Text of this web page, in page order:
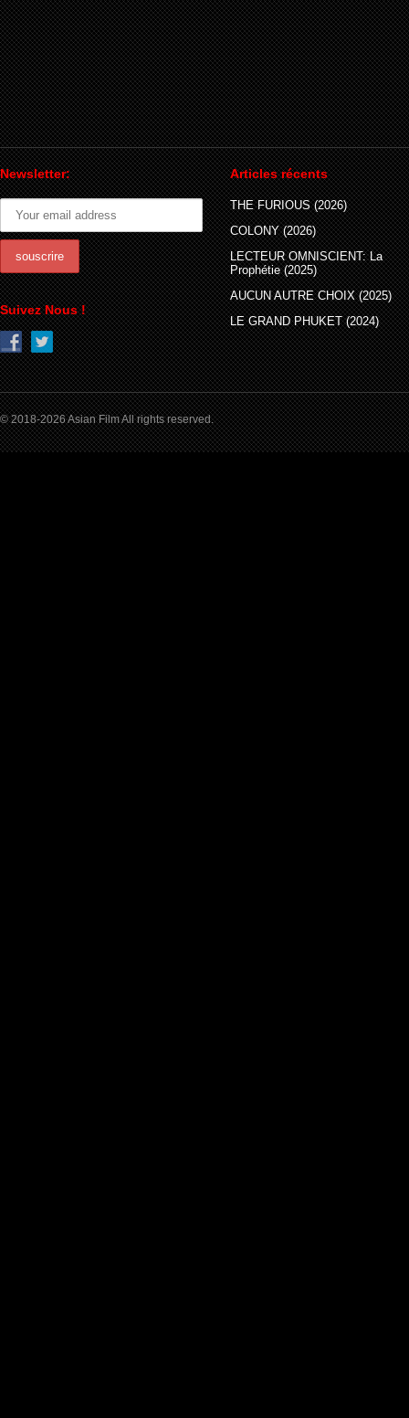
Newsletter:
Suivez Nous !
Articles récents
THE FURIOUS (2026)
COLONY (2026)
LECTEUR OMNISCIENT: La
Prophétie (2025)
AUCUN AUTRE CHOIX (2025)
LE GRAND PHUKET (2024)
© 2018-2026 Asian Film All rights reserved.